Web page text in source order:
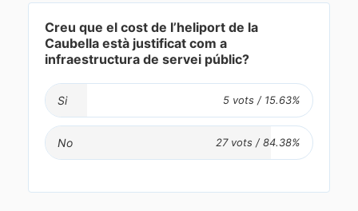
Creu que el cost de l’heliport de la
Caubella està justificat com a
infraestructura de servei públic?
Si
No